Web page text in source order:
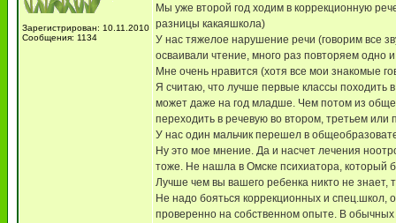
Зарегистрирован: 10.11.2010
Сообщения: 1134
Мы уже второй год ходим в коррекционную
разницы какаяшкола)
У нас тяжелое нарушение речи (говорим все
осваивали чтение, много раз повторяем одно
Мне очень нравится (хотя все мои знакомые
Я считаю, что лучше первые классы походить
может даже на год младше. Чем потом из
переходить в речевую во втором, третьем или
У нас один мальчик перешел в
Ну это мое мнение. Да и насчет лечения
тоже. Не нашла в Омске психиатора, который
Лучше чем вы вашего ребенка никто не знает,
Не надо бояться коррекционных и спец.школ,
проверенно на собственном опыте. В